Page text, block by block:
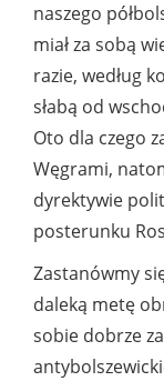
naszego
miał za sobą
razie, według
słabą od
Oto dla czego
Węgrami,
dyrektywie
posterunku
Zastanówmy
daleką metę
sobie dobrze